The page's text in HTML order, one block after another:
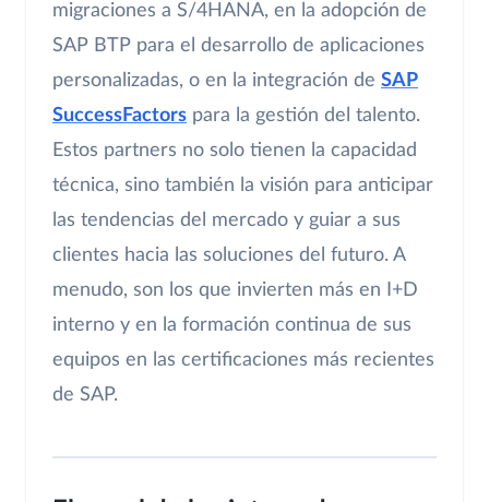
migraciones a S/4HANA, en la adopción de
SAP BTP para el desarrollo de aplicaciones
personalizadas, o en la integración de SAP
SuccessFactors para la gestión del talento.
Estos partners no solo tienen la capacidad
técnica, sino también la visión para anticipar
las tendencias del mercado y guiar a sus
clientes hacia las soluciones del futuro. A
menudo, son los que invierten más en I+D
interno y en la formación continua de sus
equipos en las certificaciones más recientes
de SAP.